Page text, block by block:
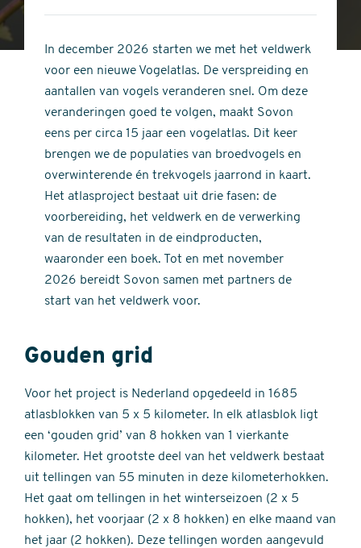
stars
of
stars
In december 2026 starten we met het veldwerk
voor een nieuwe Vogelatlas. De verspreiding en
aantallen van vogels veranderen snel. Om deze
veranderingen goed te volgen, maakt Sovon
eens per circa 15 jaar een vogelatlas. Dit keer
brengen we de populaties van broedvogels en
overwinterende én trekvogels jaarrond in kaart.
Het atlasproject bestaat uit drie fasen: de
voorbereiding, het veldwerk en de verwerking
van de resultaten in de eindproducten,
waaronder een boek. Tot en met november
2026 bereidt Sovon samen met partners de
start van het veldwerk voor.
Gouden grid
Voor het project is Nederland opgedeeld in 1685
atlasblokken van 5 x 5 kilometer. In elk atlasblok ligt
een ‘gouden grid’ van 8 hokken van 1 vierkante
kilometer. Het grootste deel van het veldwerk bestaat
uit tellingen van 55 minuten in deze kilometerhokken.
Het gaat om tellingen in het winterseizoen (2 x 5
hokken), het voorjaar (2 x 8 hokken) en elke maand van
het jaar (2 hokken). Deze tellingen worden aangevuld